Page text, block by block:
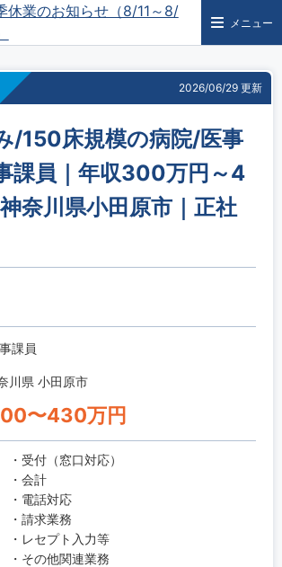
休業のお知らせ（8/11～8/
メニュー
2026/06/29 更新
/150床規模の病院/医事
課員｜年収300万円～4
奈川県小田原市｜正社
課員
川県 小田原市
〜430万円
・受付（窓口対応）
・会計
・電話対応
・請求業務
・レセプト入力等
・その他関連業務